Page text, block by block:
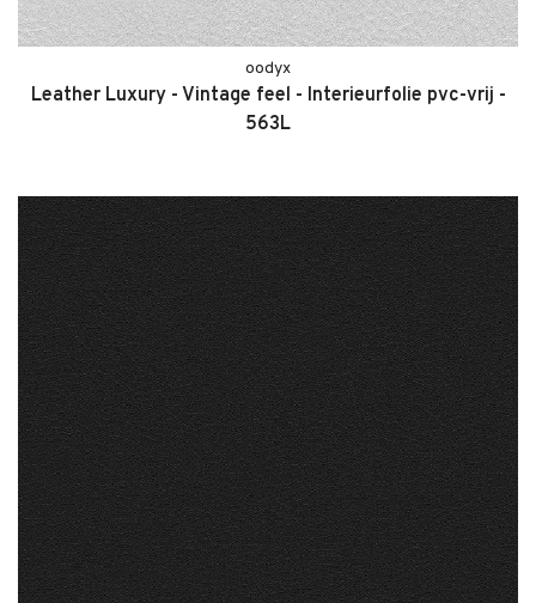
oodyx
Leather Luxury - Vintage feel - Interieurfolie pvc-vrij -
563L